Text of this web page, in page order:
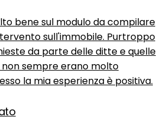
bene sul modulo da compilare
sull'immobile. Purtroppo
da parte delle ditte e quelle
sempre erano molto
la mia esperienza è positiva.